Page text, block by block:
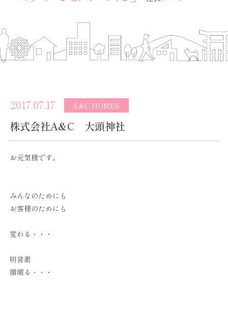
2017.07.17 A&C HOMES
株式会社A&C 大頭神社
お元気様です。
みんなのためにも
お客様のためにも
変わる・・・
明言素
顔晴る・・・